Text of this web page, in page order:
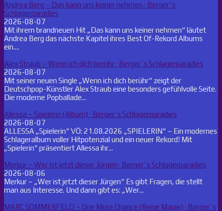
Andrea Berg – Das kann uns keiner nehmen · Berger´s
Schlagerparadies
2026-08-07
Mit ihrem brandneuen Hit „Das kann uns keiner nehmen“ läutet
Andrea Berg das nächste Kapitel ihres Best Of-Rekord Albums
ein....
Alex Straub – Wenn ich dich berühr · Berger´s Schlagerparadies
2026-08-07
Mit seiner neuen Single „Wenn ich dich berühr“ zeigt der
Deutschpop-Künstler Alex Straub eine besonders gefühlvolle Seite.
Die moderne Popballade...
Allessa – Spielerin (Album) · Berger´s Schlagerparadies
2026-08-07
ALLESSA „Spielerin“ VÖ: 21.08.2026 „SPIELERIN“ – Ein modernes
Schlageralbum voller Hitpotenzial und ein neuer Rekord! Mit
„Spielerin“ präsentiert Allessa ihr...
Merkur – Wer ist jetzt dieser Jürgen · Berger´s Schlagerparadies
2026-08-06
Merkur – „Wer ist jetzt dieser Jürgen“ Es gibt Fragen, die stellt
man aus Interesse. Und dann gibt es: „Wer...
MARC SOMMERFELD – One More Chance (Reine Magie) · Berger´s